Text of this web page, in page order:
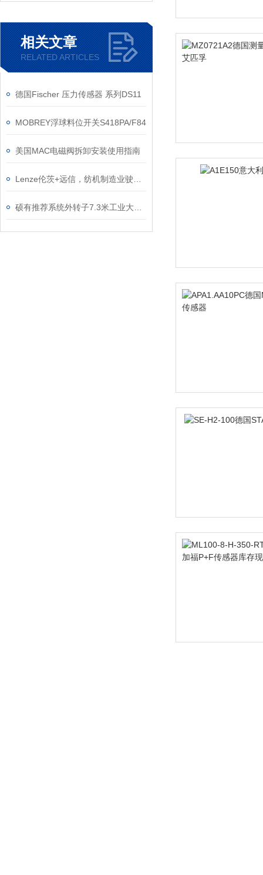
相关文章
RELATED ARTICLES
德国Fischer 压力传感器 系列DS11
MOBREY浮球料位开关S418PA/F84
美国MAC电磁阀拆卸安装使用指南